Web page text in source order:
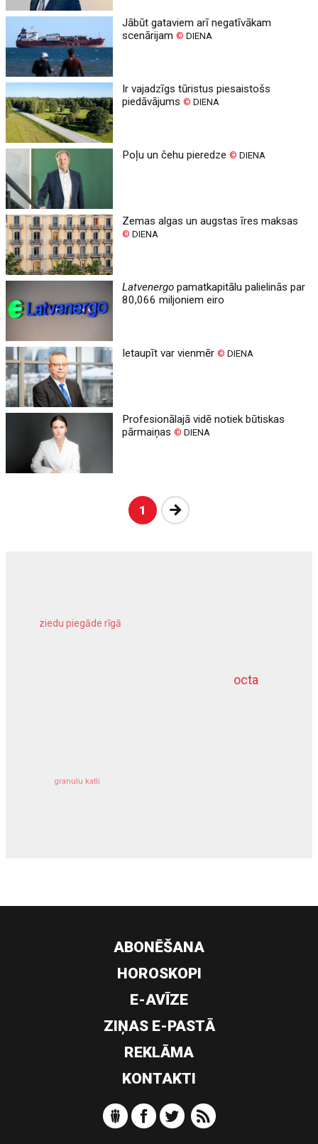
Jābūt gataviem arī negatīvākam
scenārijam© DIENA
Ir vajadzīgs tūristus piesaistošs
piedāvājums© DIENA
Poļu un čehu pieredze© DIENA
Zemas algas un augstas īres maksas
© DIENA
Latvenergo pamatkapitālu palielinās par
80,066 miljoniem eiro
Ietaupīt var vienmēr© DIENA
Profesionālajā vidē notiek būtiskas
pārmaiņas© DIENA
1 Nākošā
octa
ziedu piegāde rīgā
granulu katli
dziļurbums
ABONĒŠANA
HOROSKOPI
E-AVĪZE
ZIŅAS E-PASTĀ
REKLĀMA
KONTAKTI